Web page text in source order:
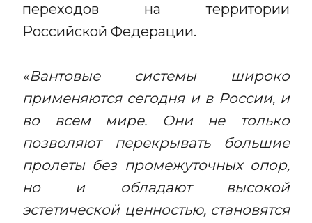
переходов на территории
Российской Федерации.
«Вантовые системы широко
применяются сегодня и в России, и
во всем мире. Они не только
позволяют перекрывать большие
пролеты без промежуточных опор,
но и обладают высокой
эстетической ценностью, становятся